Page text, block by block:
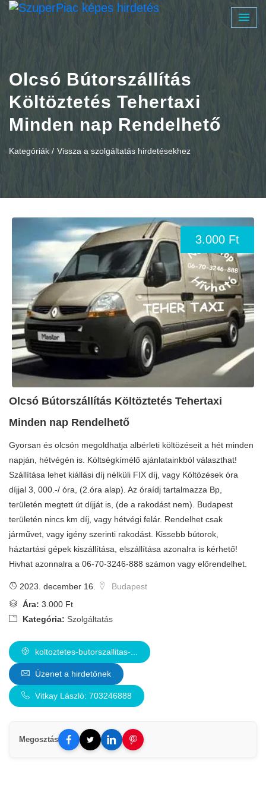
Olcsó Bútorszállítás
Költöztetés Tehertaxi
Minden nap Rendelhető
Kategóriák / Vissza a szolgáltatás hirdetésekhez
3.000 Ft
Olcsó Bútorszállítás Költöztetés Tehertaxi
Minden nap Rendelhető
Gyorsan és olcsón megoldhatja albérleti költözéseit a hét minden
napján, hétvégén is. Költségkímélő ajánlatainkból választhat!
Szállítása lehet kiállási díj nélküli FIX díj, vagy Költözések óra
díjjal 3, 000.-/ óra, (2.óra alap). Az óraídj tartalmazza Bp,
területén megtett út díjját is, (de a rakodást nem). Budapest
területén nincs km díj, vagy hétvégi felár. Rendelhet csak
járművet, vagy igény szerinti rakodást. Kissebb bútorok,
háztartási gépek kiszállítása, elszállítása azonalra is kérhető!
Hivhat azonnalra a 06-70-3246-888 számon vagy előrendelhet.
2023. december 16.
Budapest
Ára: 3.000 Ft
Kategória: Szolgáltatás
koltoztetes-butorszallitas-...
Üzenet a hirdetőnek
Vitkay László: 703246888
Megosztás